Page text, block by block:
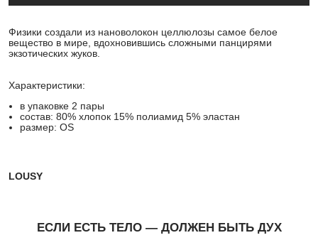
Физики создали из нановолокон целлюлозы самое белое
вещество в мире, вдохновившись сложными панцирями
экзотических жуков.
Характеристики:
в упаковке 2 пары
состав: 80% хлопок 15% полиамид 5% эластан
размер: OS
LOUSY
ЕСЛИ ЕСТЬ ТЕЛО — ДОЛЖЕН БЫТЬ ДУХ